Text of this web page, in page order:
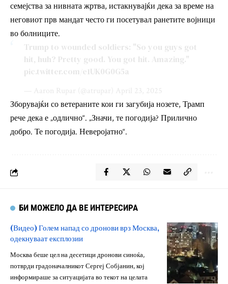
семејства за нивната жртва, истакнувајќи дека за време на
неговиот прв мандат често ги посетувал ранетите војници
во болниците.
Trump to wounded soldiers: "So you guys got
hit, huh? Pretty good. You got hit. Amazing."
pic.twitter.com/e1UK0G0G5a
— Aaron Rupar (@atrupar)
April 23, 2025
Зборувајќи со ветераните кои ги загубија нозете, Трамп
рече дека е „одлично“. „Значи, те погодија? Прилично
добро. Те погодија. Неверојатно“.
БИ МОЖЕЛО ДА ВЕ ИНТЕРЕСИРА
(Видео) Голем напад со дронови врз Москва,
одекнуваат експлозии
Москва беше цел на десетици дронови синоќа,
потврди градоначалникот Сергеј Собјанин, кој
информираше за ситуацијата во текот на целата